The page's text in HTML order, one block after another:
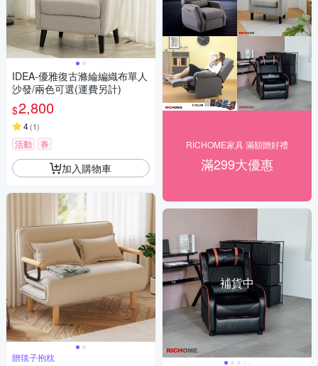
IDEA-優雅復古滌綸編織布單人
沙發/兩色可選(運費另計)
$2,800
4(1)
活動 券
加入購物車
贈毯子抱枕
RICHOME家具 滿額贈好禮
滿299大優惠
補貨中